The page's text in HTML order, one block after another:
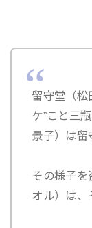
留守堂（松
ケ”こと三
景子） は留
その様子を
オル） は、